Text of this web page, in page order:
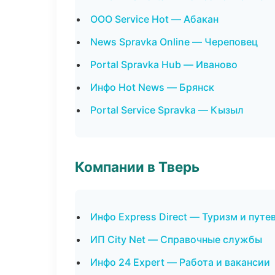
ООО Service Hot — Абакан
News Spravka Online — Череповец
Portal Spravka Hub — Иваново
Инфо Hot News — Брянск
Portal Service Spravka — Кызыл
Компании в Тверь
Инфо Express Direct — Туризм и
ИП City Net — Справочные службы
Инфо 24 Expert — Работа и вакансии